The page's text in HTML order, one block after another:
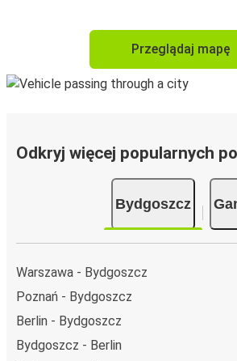
Przeglądaj mapę
Odkryj więcej popularnych
Bydgoszcz
Warszawa - Bydgoszcz
Poznań - Bydgoszcz
Berlin - Bydgoszcz
Bydgoszcz - Berlin